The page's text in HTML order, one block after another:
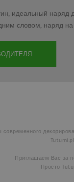
наряд
словом, наряд
Приглашаем Вас за
Просто